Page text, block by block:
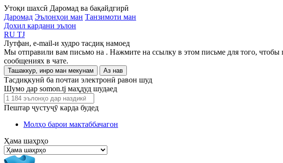
Утоқи шахсӣ Даромад ва бақайдгирӣ
Даромад Эълонҳои ман Танзимоти ман
Дохил кардани эълон
RU TJ
Лутфан, e-mail-и худро тасдиқ намоед
Мы отправили вам письмо на . Нажмите на ссылку в этом письме для того,
сообщениях в чате.
Ташаккур, инро ман мекунам Аз нав
Тасдиқкунӣ ба почтаи электронӣ равон шуд
Шумо дар somon.tj маҳдуд шудаед
Пештар ҷустуҷӯ карда будед
Молҳо барои мактаббачагон
Ҳама шаҳрҳо